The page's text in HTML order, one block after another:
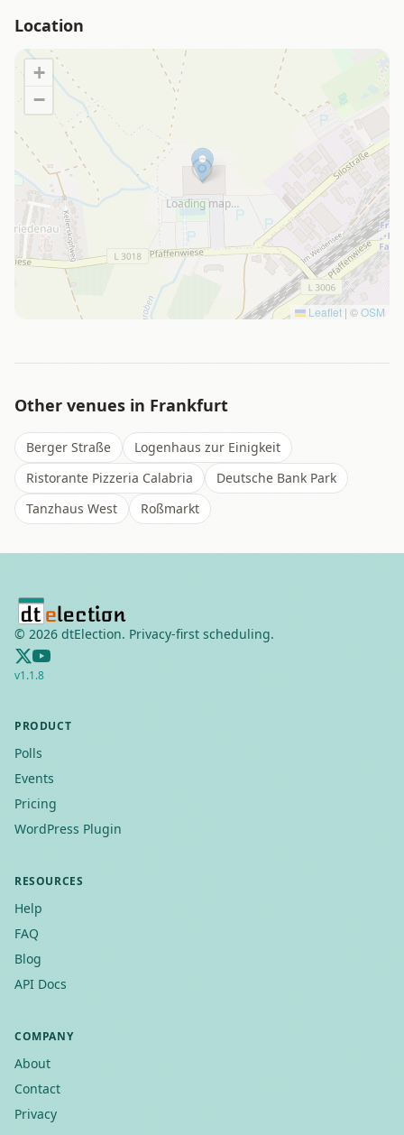
Location
Loading map…
+
−
Leaflet | ©OSM
Other venues in Frankfurt
Berger Straße
Logenhaus zur Einigkeit
Ristorante Pizzeria Calabria
Deutsche Bank Park
Tanzhaus West
Roßmarkt
© 2026 dtElection. Privacy-first scheduling.
v1.1.8
PRODUCT
Polls
Events
Pricing
WordPress Plugin
RESOURCES
Help
FAQ
Blog
API Docs
COMPANY
About
Contact
Privacy